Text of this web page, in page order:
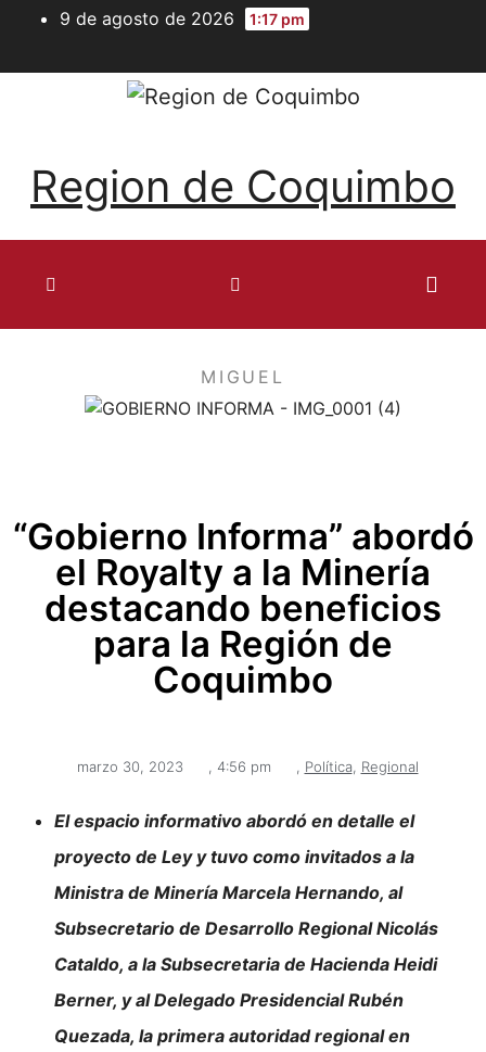
9 de agosto de 2026 1:17 pm
Region de Coquimbo
MIGUEL
“Gobierno Informa” abordó
el Royalty a la Minería
destacando beneficios
para la Región de
Coquimbo
marzo 30, 2023 4:56 pm Política, Regional
El espacio informativo abordó en detalle el
proyecto de Ley y tuvo como invitados a la
Ministra de Minería Marcela Hernando, al
Subsecretario de Desarrollo Regional Nicolás
Cataldo, a la Subsecretaria de Hacienda Heidi
Berner, y al Delegado Presidencial Rubén
Quezada, la primera autoridad regional en